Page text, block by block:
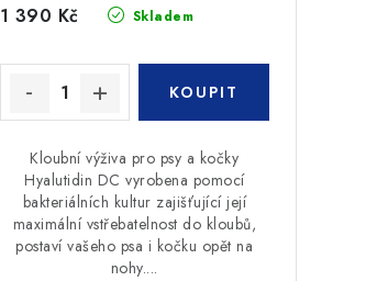
Skladem
1 390 Kč
Kloubní výživa pro psy a kočky
Hyalutidin DC vyrobena pomocí
bakteriálních kultur zajišťující její
maximální vstřebatelnost do kloubů,
postaví vašeho psa i kočku opět na
nohy....